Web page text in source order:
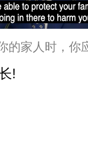
的家人时，你
!